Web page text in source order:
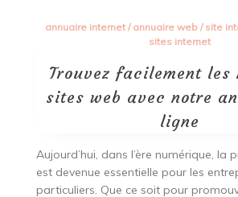
annuaire internet / annuaire web / site
sites internet
Trouvez facilement les
sites web avec notre
ligne
Aujourd’hui, dans l’ère numérique, la
est devenue essentielle pour les
particuliers. Que ce soit pour